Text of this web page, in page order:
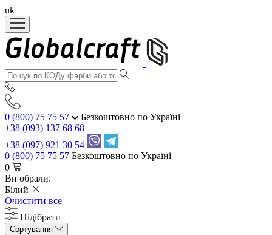
uk
0 (800) 75 75 57
Безкоштовно по Україні
+38 (093) 137 68 68
+38 (097) 921 30 54
0 (800) 75 75 57 Безкоштовно по Україні
0
Ви обрали:
Білий
Очистити все
Підібрати
Сортування